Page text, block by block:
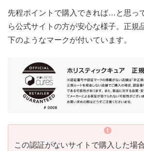
先程ポイントで購入できれば…と思っ
ら公式サイトの方が安心な様子。正規
下のようなマークが付いています。
この認証がないサイトで購入した場